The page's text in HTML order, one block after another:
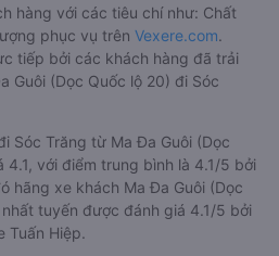
hàng với các tiêu chí như: Chất
phục vụ trên Vexere.com.
tiếp bởi các khách hàng đã trải
Guôi (Dọc Quốc lộ 20) đi Sóc
Sóc Trăng từ Ma Đa Guôi (Dọc
với điểm trung bình là 4.1/5 bởi
hãng xe khách Ma Đa Guôi (Dọc
tuyến được đánh giá 4.1/5 bởi
Tuấn Hiệp.